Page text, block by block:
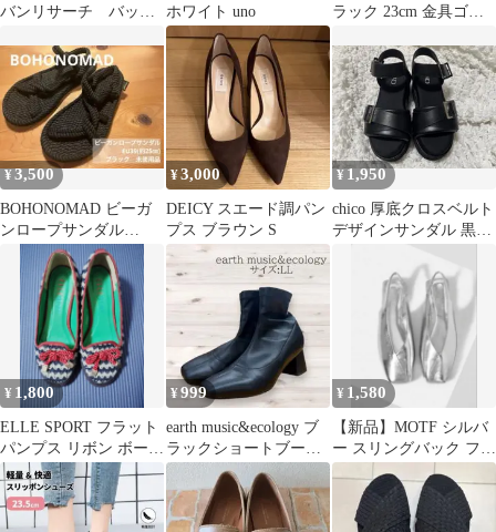
バンリサーチ バック
ーズ Mサイズ
ホワイト uno
ラック 23cm 金具ゴー
¥3,500
BOHONOMAD ビーガ
ンロープサンダル
EU39(約25㎝)BLACK未
使用品
¥3,000
DEICY スエード調パン
プス ブラウン S
¥1,950
chico 厚底クロスベルト
デザインサンダル 黒
¥ 1,800
ELLE SPORT フラット
パンプス リボン ボーダ
ー
¥999
earth music&ecology ブ
ラックショートブーツ
LL
¥ 1,580
【新品】MOTF シルバ
ー スリングバック フラ
ットシューズ